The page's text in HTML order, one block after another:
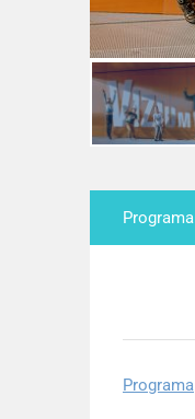
Programa
Programa